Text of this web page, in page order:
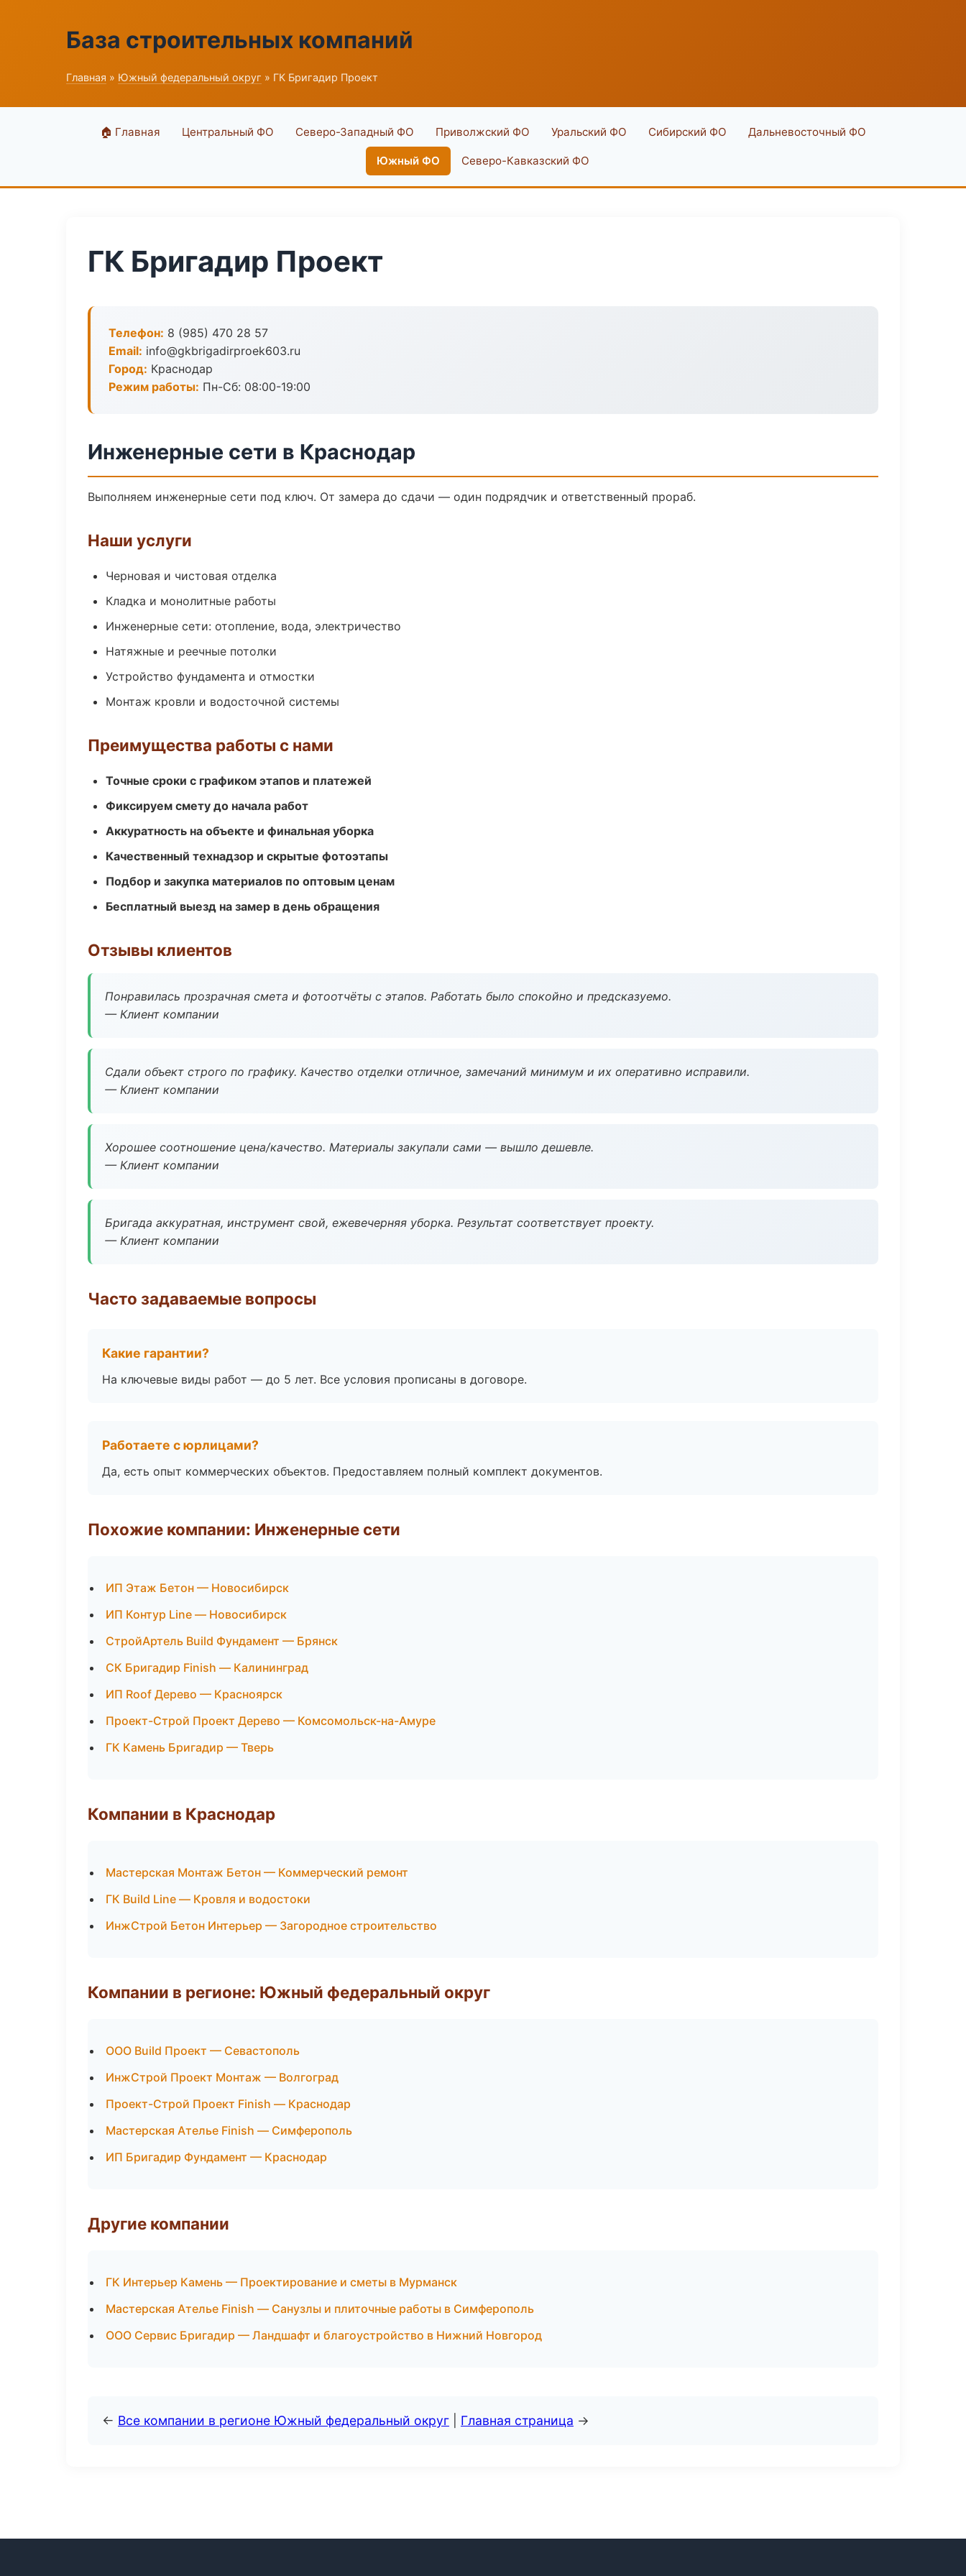
База строительных компаний
Главная » Южный федеральный округ » ГК Бригадир Проект
🏠 Главная Центральный ФО Северо-Западный ФО Приволжский ФО Уральский ФО Сибирский ФО Дальневосточный ФО
Южный ФО Северо-Кавказский ФО
ГК Бригадир Проект
Телефон: 8 (985) 470 28 57
Email: info@gkbrigadirproek603.ru
Город: Краснодар
Режим работы: Пн-Сб: 08:00-19:00
Инженерные сети в Краснодар
Выполняем инженерные сети под ключ. От замера до сдачи — один подрядчик и ответственный прораб.
Наши услуги
Черновая и чистовая отделка
Кладка и монолитные работы
Инженерные сети: отопление, вода, электричество
Натяжные и реечные потолки
Устройство фундамента и отмостки
Монтаж кровли и водосточной системы
Преимущества работы с нами
Точные сроки с графиком этапов и платежей
Фиксируем смету до начала работ
Аккуратность на объекте и финальная уборка
Качественный технадзор и скрытые фотоэтапы
Подбор и закупка материалов по оптовым ценам
Бесплатный выезд на замер в день обращения
Отзывы клиентов
Понравилась прозрачная смета и фотоотчёты с этапов. Работать было спокойно и предсказуемо.
— Клиент компании
Сдали объект строго по графику. Качество отделки отличное, замечаний минимум и их оперативно исправили.
— Клиент компании
Хорошее соотношение цена/качество. Материалы закупали сами — вышло дешевле.
— Клиент компании
Бригада аккуратная, инструмент свой, ежевечерняя уборка. Результат соответствует проекту.
— Клиент компании
Часто задаваемые вопросы
Какие гарантии?
На ключевые виды работ — до 5 лет. Все условия прописаны в договоре.
Работаете с юрлицами?
Да, есть опыт коммерческих объектов. Предоставляем полный комплект документов.
Похожие компании: Инженерные сети
ИП Этаж Бетон — Новосибирск
ИП Контур Line — Новосибирск
СтройАртель Build Фундамент — Брянск
СК Бригадир Finish — Калининград
ИП Roof Дерево — Красноярск
Проект-Строй Проект Дерево — Комсомольск-на-Амуре
ГК Камень Бригадир — Тверь
Компании в Краснодар
Мастерская Монтаж Бетон — Коммерческий ремонт
ГК Build Line — Кровля и водостоки
ИнжСтрой Бетон Интерьер — Загородное строительство
Компании в регионе: Южный федеральный округ
ООО Build Проект — Севастополь
ИнжСтрой Проект Монтаж — Волгоград
Проект-Строй Проект Finish — Краснодар
Мастерская Ателье Finish — Симферополь
ИП Бригадир Фундамент — Краснодар
Другие компании
ГК Интерьер Камень — Проектирование и сметы в Мурманск
Мастерская Ателье Finish — Санузлы и плиточные работы в Симферополь
ООО Сервис Бригадир — Ландшафт и благоустройство в Нижний Новгород
← Все компании в регионе Южный федеральный округ Главная страница →